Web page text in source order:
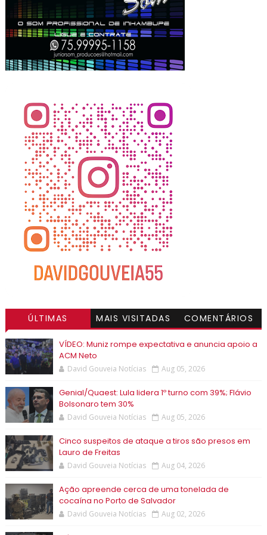
ÚLTIMAS MAIS VISITADAS COMENTÁRIOS
VÍDEO: Muniz rompe expectativa e anuncia apoio a
ACM Neto
David Gouveia Notícias Aug 05, 2026
Genial/Quaest: Lula lidera 1º turno com 39%; Flávio
Bolsonaro tem 30%
David Gouveia Notícias Aug 05, 2026
Cinco suspeitos de ataque a tiros são presos em
Lauro de Freitas
David Gouveia Notícias Aug 04, 2026
Ação apreende cerca de uma tonelada de
cocaína no Porto de Salvador
David Gouveia Notícias Aug 02, 2026